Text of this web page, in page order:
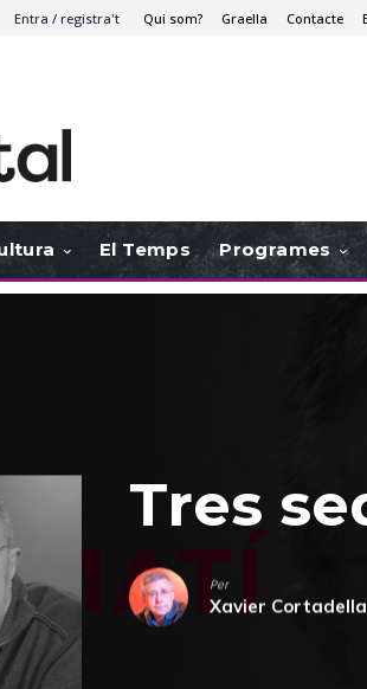
Entra / registra't Qui som? Graella Contacte
El Temps Programes
Tres
Per
Xavier